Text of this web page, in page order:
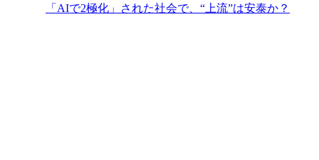
「AIで2極化」された社会で、“上流”は安泰か？